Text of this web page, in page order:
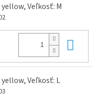
Veľkosť: M
Veľkosť: L